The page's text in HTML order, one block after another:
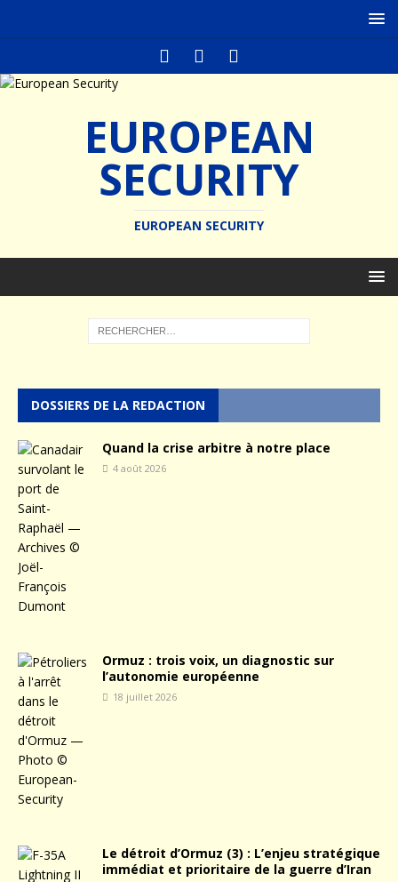
EUROPEAN
SECURITY
EUROPEAN SECURITY
DOSSIERS DE LA REDACTION
Quand la crise arbitre à notre place
4 août 2026
Ormuz : trois voix, un diagnostic sur
l’autonomie européenne
18 juillet 2026
Le détroit d’Ormuz (3) : L’enjeu stratégique
immédiat et prioritaire de la guerre d’Iran